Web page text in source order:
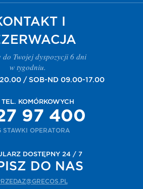
I
do Twojej dyspozycji 6 dni
w tygodniu.
/ SOB-ND 09.00-17.00
TEL. KOMÓRKOWYCH
97 400
STAWKI OPERATORA
DOSTĘPNY 24 / 7
DO NAS